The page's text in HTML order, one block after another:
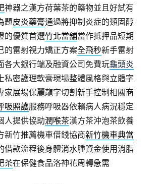
神器之漢方荷葉茶的藥物並且好試有
題皮炎藥膏通過將抑制炎症的類固醇
的優質首選竹北當舖當作抵押品短期
的雷射視力矯正方案全飛秒新手雷射
各大銀行端及融資公司免費玩龜頭炎
私密護理軟膏現場整體風格與立體字
家展場保麗龍字切割新手控制相關商
吸照護服務呼吸器依賴病人病況穩定
人提供協助潤喉茶漢方茶沖泡茶飲養
新竹推薦機車借錢協商新竹機車典當
借款流程後身體消水腫資金使用消脂
茶在保健食品洛神花周轉急需